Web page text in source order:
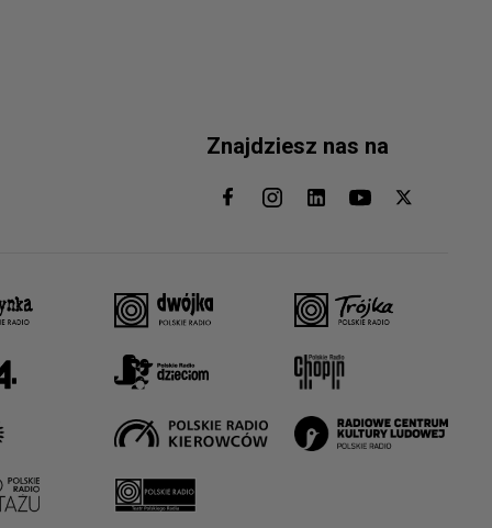
Znajdziesz nas na